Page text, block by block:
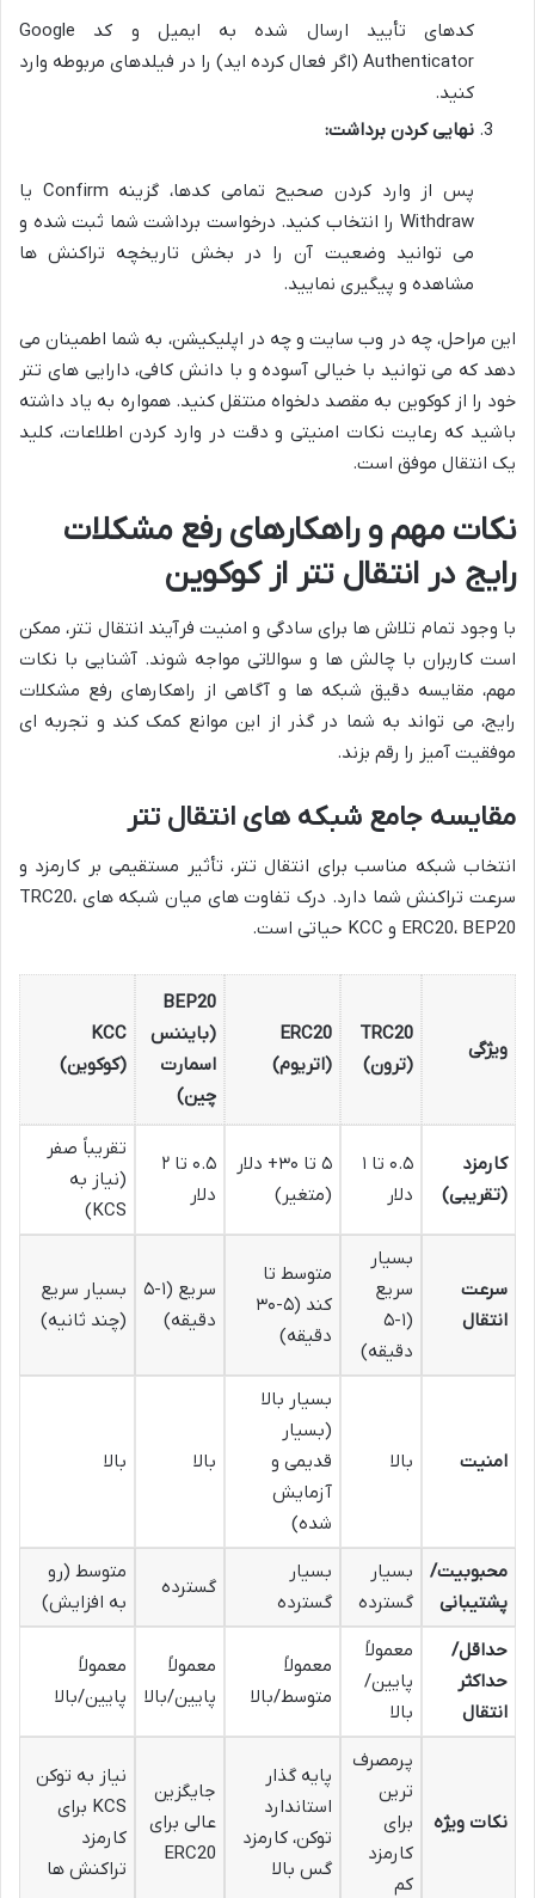
کدهای تأیید ارسال شده به ایمیل و کد Google
Authenticator (اگر فعال کرده اید) را در فیلدهای مربوطه وارد
کنید.
نهایی کردن برداشت:
پس از وارد کردن صحیح تمامی کدها، گزینه Confirm یا
Withdraw را انتخاب کنید. درخواست برداشت شما ثبت شده و
می توانید وضعیت آن را در بخش تاریخچه تراکنش ها
مشاهده و پیگیری نمایید.
این مراحل، چه در وب سایت و چه در اپلیکیشن، به شما اطمینان می
دهد که می توانید با خیالی آسوده و با دانش کافی، دارایی های تتر
خود را از کوکوین به مقصد دلخواه منتقل کنید. همواره به یاد داشته
باشید که رعایت نکات امنیتی و دقت در وارد کردن اطلاعات، کلید
یک انتقال موفق است.
نکات مهم و راهکارهای رفع مشکلات
رایج در انتقال تتر از کوکوین
با وجود تمام تلاش ها برای سادگی و امنیت فرآیند انتقال تتر، ممکن
است کاربران با چالش ها و سوالاتی مواجه شوند. آشنایی با نکات
مهم، مقایسه دقیق شبکه ها و آگاهی از راهکارهای رفع مشکلات
رایج، می تواند به شما در گذر از این موانع کمک کند و تجربه ای
موفقیت آمیز را رقم بزند.
مقایسه جامع شبکه های انتقال تتر
انتخاب شبکه مناسب برای انتقال تتر، تأثیر مستقیمی بر کارمزد و
سرعت تراکنش شما دارد. درک تفاوت های میان شبکه های TRC20،
ERC20، BEP20 و KCC حیاتی است.
ویژگی
TRC20
(ترون)
ERC20
(اتریوم)
BEP20
(بایننس
اسمارت
چین)
KCC
(کوکوین)
کارمزد
(تقریبی)
۰.۵ تا ۱
دلار
۵ تا ۳۰+ دلار
(متغیر)
۰.۵ تا ۲
دلار
تقریباً صفر
(نیاز به
KCS)
سرعت
انتقال
بسیار
سریع
(۱-۵
دقیقه)
متوسط تا
کند (۵-۳۰
دقیقه)
سریع (۱-۵
دقیقه)
بسیار سریع
(چند ثانیه)
امنیت بالا
بسیار بالا
(بسیار
قدیمی و
آزمایش
شده)
بالا بالا
محبوبیت/
پشتیبانی
بسیار
گسترده
بسیار
گسترده
گسترده
متوسط (رو
به افزایش)
حداقل/
حداکثر
انتقال
معمولاً
پایین/
بالا
معمولاً
متوسط/بالا
معمولاً
پایین/بالا
معمولاً
پایین/بالا
نکات ویژه
پرمصرف
ترین
برای
کارمزد
کم
پایه گذار
استاندارد
توکن، کارمزد
گس بالا
جایگزین
عالی برای
ERC20
نیاز به توکن
KCS برای
کارمزد
تراکنش ها